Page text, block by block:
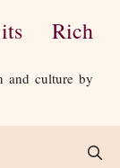
Rich
and culture by